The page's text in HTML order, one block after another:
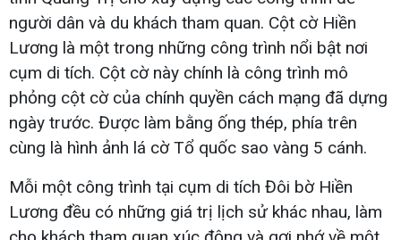
người dân và du khách tham quan. Cột cờ Hiền
Lương là một trong những công trình nổi bật nơi
cụm di tích. Cột cờ này chính là công trình mô
phỏng cột cờ của chính quyền cách mạng đã dựng
ngày trước. Được làm bằng ống thép, phía trên
cùng là hình ảnh lá cờ Tổ quốc sao vàng 5 cánh.
Mỗi một công trình tại cụm di tích Đôi bờ Hiền
Lương đều có những giá trị lịch sử khác nhau, làm